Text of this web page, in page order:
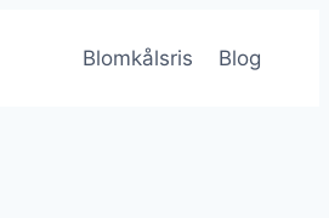
Blomkålsris Blog